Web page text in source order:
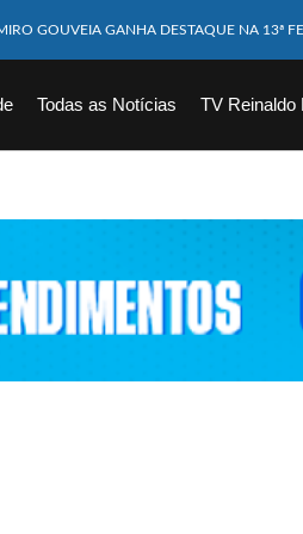
FAZER FOTO
BARRAGEM NO INTERIOR DE ALAGOAS
Todas as Notícias TV Reinaldo